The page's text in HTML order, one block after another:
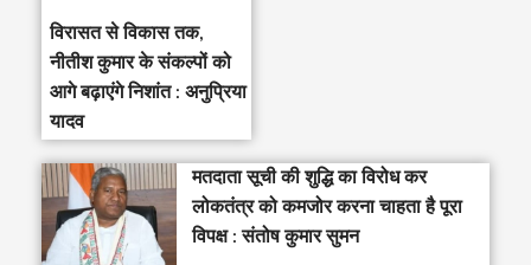
विरासत से विकास तक,
नीतीश कुमार के संकल्पों को
आगे बढ़ाएंगे निशांत : अनुप्रिया
यादव
मतदाता सूची की शुद्धि का विरोध कर
लोकतंत्र को कमजोर करना चाहता है पूरा
विपक्ष : संतोष कुमार सुमन